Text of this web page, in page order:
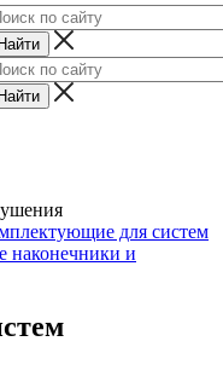
для систем
наконечники и